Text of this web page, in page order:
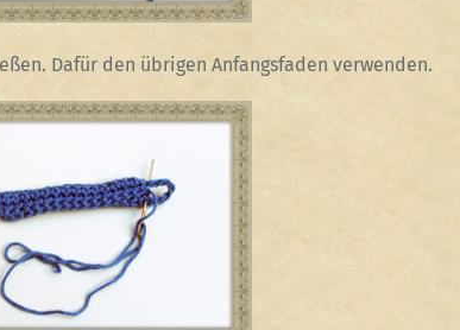
Dafür den übrigen Anfangsfaden verwenden.